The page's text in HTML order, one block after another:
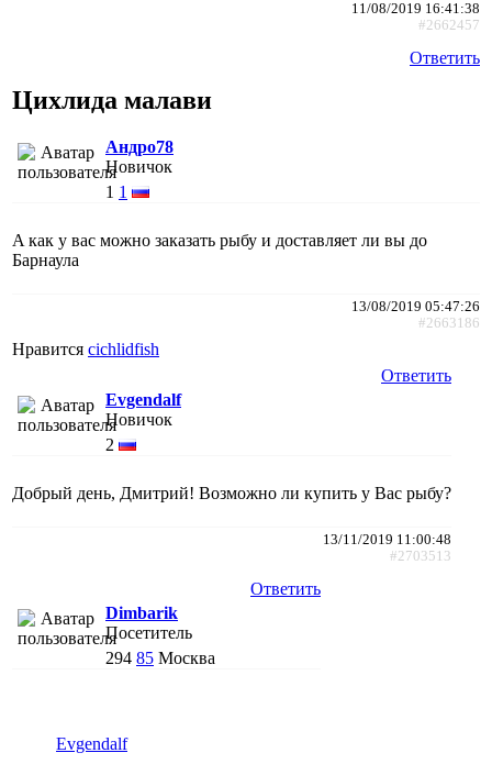
11/08/2019 16:41:38
#2662457
Ответить
Цихлида малави
Андро78
Новичок
1 1
A как у вас можно заказать рыбу и доставляет ли вы до
Барнаула
13/08/2019 05:47:26
#2663186
Нравится cichlidfish
Ответить
Evgendalf
Новичок
2
Добрый день, Дмитрий! Возможно ли купить у Вас рыбу?
13/11/2019 11:00:48
#2703513
Ответить
Dimbarik
Посетитель
294 85 Москва
Evgendalf